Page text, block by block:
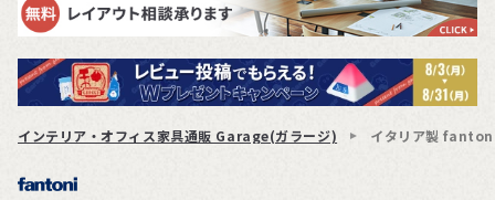
インテリア・オフィス家具通販 Garage(ガラージ) イタリア製